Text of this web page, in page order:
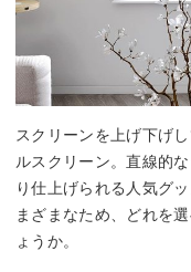
スクリーンを上げ下げ
ルスクリーン。直線的
り仕上げられる人気グ
まざまなため、どれを
ょうか。